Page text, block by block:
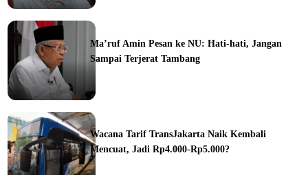
Ma’ruf Amin Pesan ke NU: Hati-hati, Jangan
Sampai Terjerat Tambang
Wacana Tarif TransJakarta Naik Kembali
Mencuat, Jadi Rp4.000-Rp5.000?